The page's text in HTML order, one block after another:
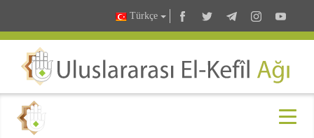
Türkçe